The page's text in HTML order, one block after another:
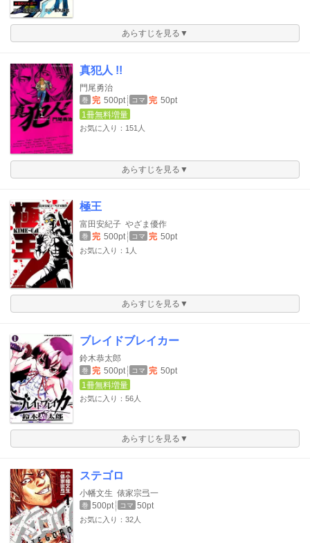
あらすじを見る▼
真犯人 !!
門尾勇治
巻 完 500pt コマ 完 50pt
1冊無料増量
お気に入り：151人
あらすじを見る▼
極王
富田安紀子 やざま優作
巻 完 500pt コマ 完 50pt
お気に入り：1人
あらすじを見る▼
ブレイドブレイカー
鈴木恭太郎
巻 完 500pt コマ 完 50pt
1冊無料増量
お気に入り：56人
あらすじを見る▼
ステゴロ
小幡文生 俵家宗弖一
巻 500pt コマ 50pt
お気に入り：32人